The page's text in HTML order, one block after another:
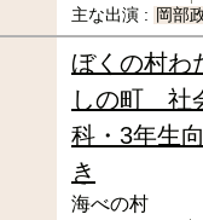
主な出演 : 岡部
ぼくの村わ
しの町 社
科・3年生
き
海べの村